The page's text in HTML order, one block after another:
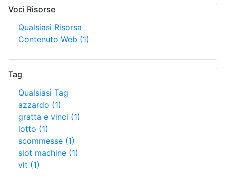
Voci Risorse
Qualsiasi Risorsa
Contenuto Web (1)
Tag
Qualsiasi Tag
azzardo (1)
gratta e vinci (1)
lotto (1)
scommesse (1)
slot machine (1)
vlt (1)